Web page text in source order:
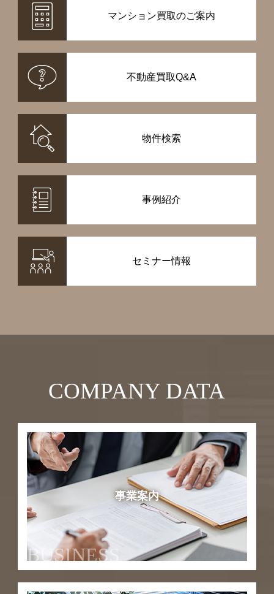
マンション買取のご案内
不動産買取Q&A
物件検索
事例紹介
セミナー情報
COMPANY DATA
事業案内
BUSINESS